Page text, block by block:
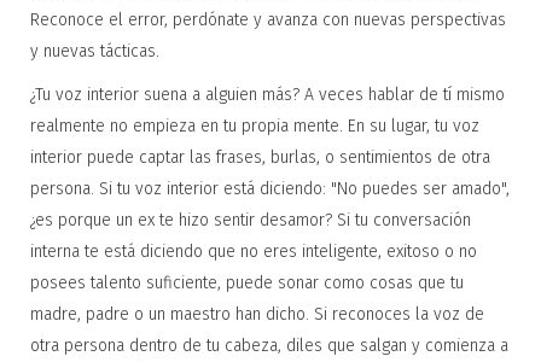
Reconoce el error, perdónate y avanza con nuevas perspectivas
y nuevas tácticas.
¿Tu voz interior suena a alguien más? A veces hablar de tí mismo
realmente no empieza en tu propia mente. En su lugar, tu voz
interior puede captar las frases, burlas, o sentimientos de otra
persona. Si tu voz interior está diciendo: "No puedes ser amado",
¿es porque un ex te hizo sentir desamor? Si tu conversación
interna te está diciendo que no eres inteligente, exitoso o no
posees talento suficiente, puede sonar como cosas que tu
madre, padre o un maestro han dicho. Si reconoces la voz de
otra persona dentro de tu cabeza, diles que salgan y comienza a